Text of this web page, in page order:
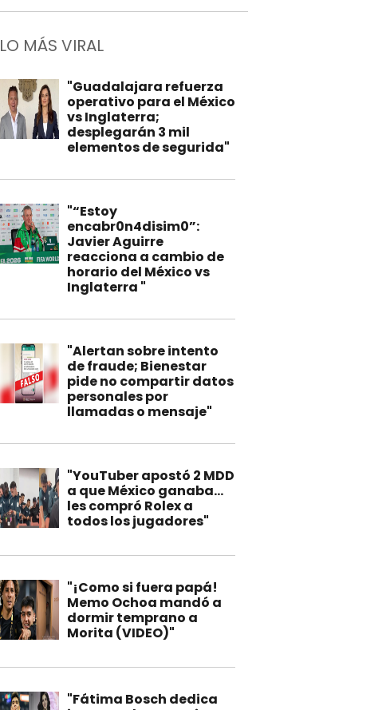
LO MÁS VIRAL
"Guadalajara refuerza
operativo para el México
vs Inglaterra;
desplegarán 3 mil
elementos de segurida"
"“Estoy
encabr0n4disim0”:
Javier Aguirre
reacciona a cambio de
horario del México vs
Inglaterra "
"Alertan sobre intento
de fraude; Bienestar
pide no compartir datos
personales por
llamadas o mensaje"
"YouTuber apostó 2 MDD
a que México ganaba…
les compró Rolex a
todos los jugadores"
"¡Como si fuera papá!
Memo Ochoa mandó a
dormir temprano a
Morita (VIDEO)"
"Fátima Bosch dedica